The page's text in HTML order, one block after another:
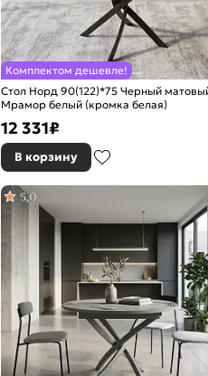
Комплектом дешевле!
Стол Норд 90(122)*75 Черный
Мрамор белый (кромка белая)
12 331₽
В корзину
5,0